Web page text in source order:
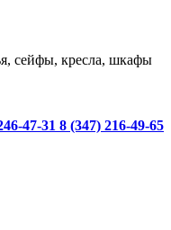
сейфы, кресла, шкафы
47-31 8 (347) 216-49-65